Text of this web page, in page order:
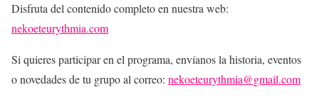
Disfruta del contenido completo en nuestra web:
nekoeteurythmia.com
Si quieres participar en el programa, envíanos la historia, eventos
o novedades de tu grupo al correo: nekoeteurythmia@gmail.com